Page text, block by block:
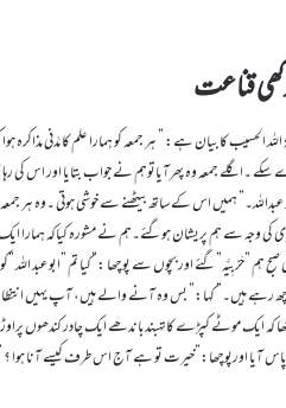
الحسیب کا بیان ہے: ” ہر جمعہ کو ہمارا علم کا مَدَنی
۔ا گلے جمعہ وہ پھرآیاتوہم نے جواب بتایا اور اس
عبداللہ۔” ہمیں اس کے ساتھ بیٹھنے سے خوشی ہوتی ۔وہ
وجہ سے ہم پریشان ہوگئے۔ہم نے مشورہ کیاکہ ہمارا
صبح ہم ”حَرْبِیَّہ”گئے اور بچوں سے پوچھا :”کیا تم ”ابو عبد
رہے ہیں۔” کہا:” بس وہ آنے والے ہیں، آپ یہیں
کہ ایک موٹے کپڑے کاتہبندباندھے ایک چادر کندھوں
آیا اورپوچھا:”خیرت تو ہے آج اس طرف کیسے آنا